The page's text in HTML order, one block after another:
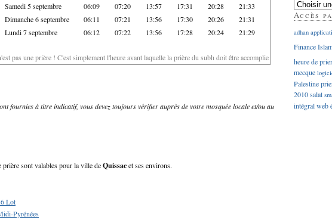
Samedi 5 septembre 06:09 07:20 13:57 17:31 20:28 21:33
Dimanche 6 septembre 06:11 07:21 13:56 17:30 20:26 21:31
Lundi 7 septembre 06:12 07:22 13:56 17:28 20:24 21:29
pas une prière ! C'est simplement l'heure avant laquelle la prière du subh doit être accomplie
fournies à titre indicatif, vous devez toujours vérifier auprès de votre mosquée locale et/ou au
prière sont valables pour la ville deQuissacet ses environs.
Lot
Pyrénées
Accès
adhan
Finance
heure de
mecque
Palestine
2010salat
intégralweb